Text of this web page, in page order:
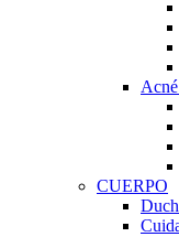
CUERPO